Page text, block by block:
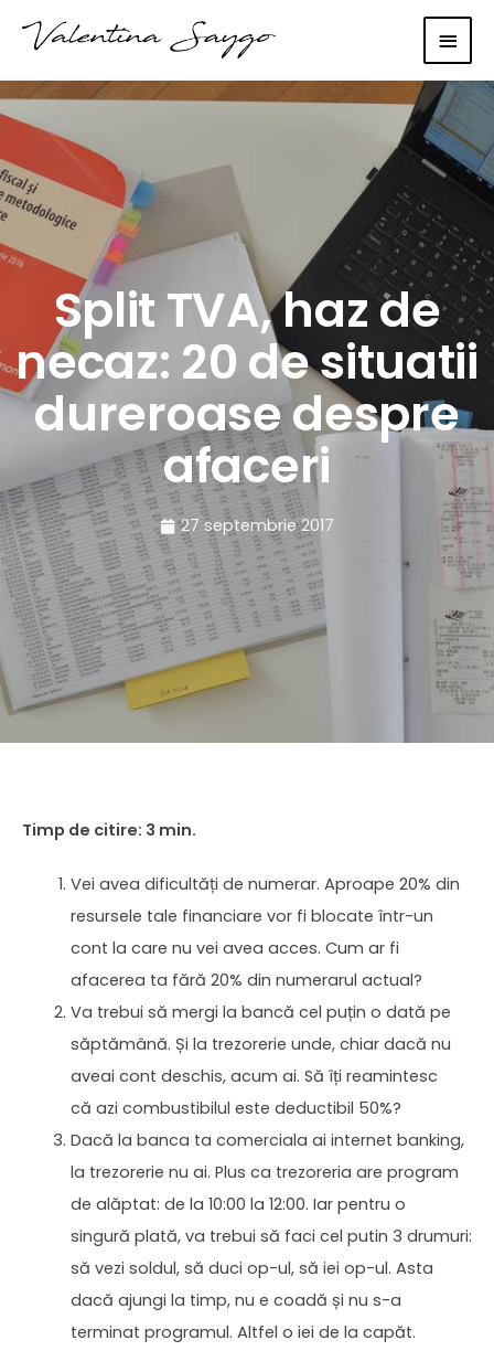
Main
Split TVA, haz de
necaz: 20 de situatii
dureroase despre
afaceri
27 septembrie 2017
Vei avea dificultăți de numerar. Aproape 20% din
resursele tale financiare vor fi blocate într-un
cont la care nu vei avea acces. Cum ar fi
afacerea ta fără 20% din numerarul actual?
Va trebui să mergi la bancă cel puțin o dată pe
săptămână. Și la trezorerie unde, chiar dacă nu
aveai cont deschis, acum ai. Să îți reamintesc
că azi combustibilul este deductibil 50%?
Dacă la banca ta comerciala ai internet banking,
la trezorerie nu ai. Plus ca trezoreria are program
de alăptat: de la 10:00 la 12:00. Iar pentru o
singură plată, va trebui să faci cel putin 3 drumuri:
să vezi soldul, să duci op-ul, să iei op-ul. Asta
dacă ajungi la timp, nu e coadă și nu s-a
terminat programul. Altfel o iei de la capăt.